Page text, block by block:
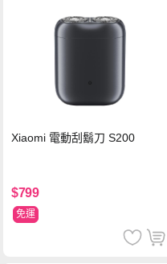
Xiaomi 電動刮鬍刀 S200
$799
免運